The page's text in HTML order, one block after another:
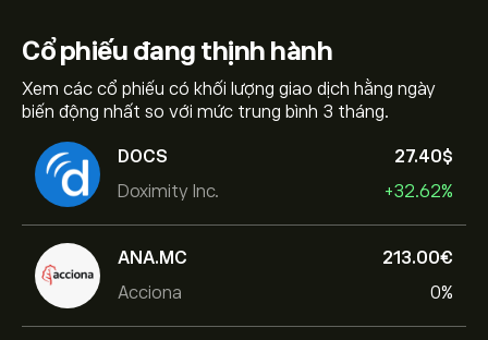
Cổ phiếu đang thịnh hành
Xem các cổ phiếu có khối lượng giao dịch hằng ngày
biến động nhất so với mức trung bình 3 tháng.
DOCS
Doximity Inc.
27.40‎$‎
+32.62%
ANA.MC
Acciona
213.00‎€‎
0%